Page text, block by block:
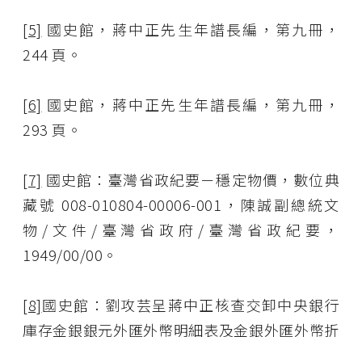
[5] 國史館，蔣中正先生年譜長編，第九冊，
244 頁。
[6] 國史館，蔣中正先生年譜長編，第九冊，
293 頁。
[7] 國史館：臺灣省政紀要－穩定物價，數位典
藏號 008-010804-00006-001，陳誠副總統文
物/文件/臺灣省政府/臺灣省政紀要，
1949/00/00。
[8]國史館：劉攻芸呈蔣中正核查交卸中央銀行
庫存金銀銀元外匯外幣明細表及金銀外匯外幣折